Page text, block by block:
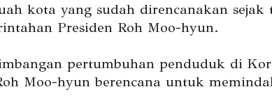
kota yang sudah direncanakan sejak
Presiden Roh Moo-hyun.
pertumbuhan penduduk di
Moo-hyun berencana untuk